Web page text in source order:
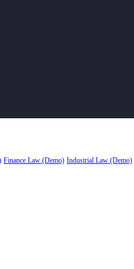
Finance Law (Demo) Industrial Law (Demo)